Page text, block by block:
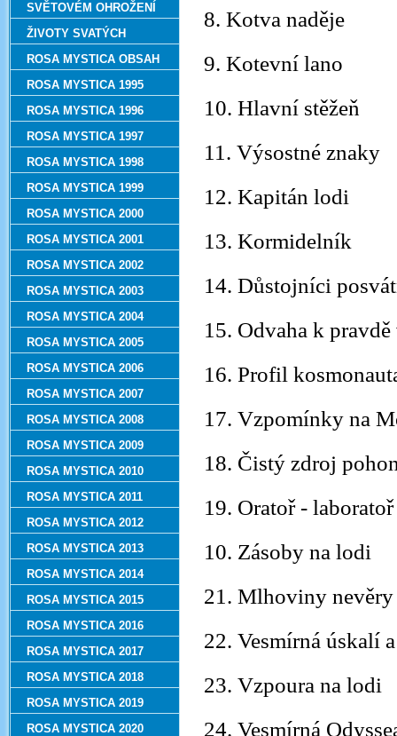
8. Kotva naděje
9. Kotevní lano
10. Hlavní stěžeň
11. Výsostné znaky
12. Kapitán lodi
13. Kormidelník
14. Důstojníci
15. Odvaha k
16. Profil
17. Vzpomínky na
18. Čistý zdroj
19. Oratoř - laboratoř
10. Zásoby na lodi
21. Mlhoviny nevěry
22. Vesmírná úskalí
23. Vzpoura na lodi
24. Vesmírná
SVĚTOVÉM OHROŽENÍ
ŽIVOTY SVATÝCH
ROSA MYSTICA OBSAH
ROSA MYSTICA 1995
ROSA MYSTICA 1996
ROSA MYSTICA 1997
ROSA MYSTICA 1998
ROSA MYSTICA 1999
ROSA MYSTICA 2000
ROSA MYSTICA 2001
ROSA MYSTICA 2002
ROSA MYSTICA 2003
ROSA MYSTICA 2004
ROSA MYSTICA 2005
ROSA MYSTICA 2006
ROSA MYSTICA 2007
ROSA MYSTICA 2008
ROSA MYSTICA 2009
ROSA MYSTICA 2010
ROSA MYSTICA 2011
ROSA MYSTICA 2012
ROSA MYSTICA 2013
ROSA MYSTICA 2014
ROSA MYSTICA 2015
ROSA MYSTICA 2016
ROSA MYSTICA 2017
ROSA MYSTICA 2018
ROSA MYSTICA 2019
ROSA MYSTICA 2020